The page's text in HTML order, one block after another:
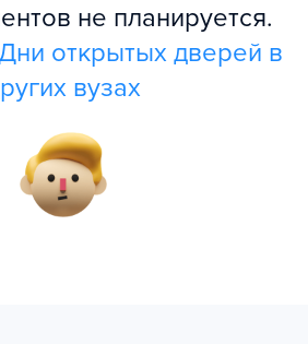
не планируется.
открытых дверей в
вузах